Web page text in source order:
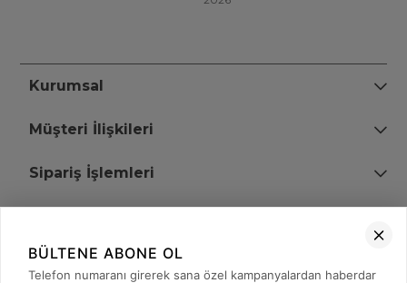
Kurumsal
Müşteri İlişkileri
Sipariş İşlemleri
+90 (850) 473 08 08
BÜLTENE ABONE OL
Telefon numaranı girerek sana özel kampanyalardan haberdar